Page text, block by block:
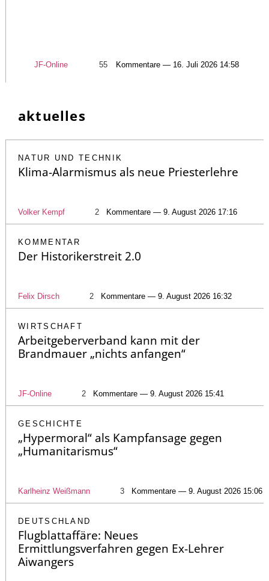
JF-Online 55 Kommentare — 16. Juli 2026 14:58
aktuelles
NATUR UND TECHNIK
Klima-Alarmismus als neue Priesterlehre
Volker Kempf 2 Kommentare — 9. August 2026 17:16
KOMMENTAR
Der Historikerstreit 2.0
Felix Dirsch 2 Kommentare — 9. August 2026 16:32
WIRTSCHAFT
Arbeitgeberverband kann mit der
Brandmauer „nichts anfangen“
JF-Online 2 Kommentare — 9. August 2026 15:41
GESCHICHTE
„Hypermoral“ als Kampfansage gegen
„Humanitarismus“
Karlheinz Weißmann 3 Kommentare — 9. August 2026 15:06
DEUTSCHLAND
Flugblattaffäre: Neues
Ermittlungsverfahren gegen Ex-Lehrer
Aiwangers